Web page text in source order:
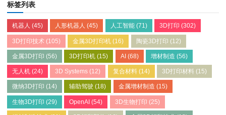
标签列表
机器人 (45) 人形机器人 (45) 人工智能(71) 3D打印 (302)
3D打印技术 (105) 金属3D打印机 (16) 陶瓷3D打印 (12)
金属3D打印 (56) 3D打印机 (15) AI(68) 增材制造 (56)
无人机 (24) 3D Systems (12) 复合材料(14) 3D打印材料 (15)
微纳3D打印 (14) 辅助驾驶 (18) 金属增材制造 (15)
生物3D打印 (29) OpenAI (54) 3D生物打印 (25)